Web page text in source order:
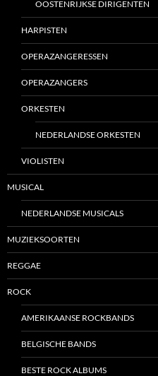
OOSTENRIJKSE DIRIGENTEN
HARPISTEN
OPERAZANGERESSEN
OPERAZANGERS
ORKESTEN
NEDERLANDSE ORKESTEN
VIOLISTEN
MUSICAL
NEDERLANDSE MUSICALS
MUZIEKSOORTEN
REGGAE
ROCK
AMERIKAANSE ROCKBANDS
BELGISCHE BANDS
BESTE ROCK ALBUMS